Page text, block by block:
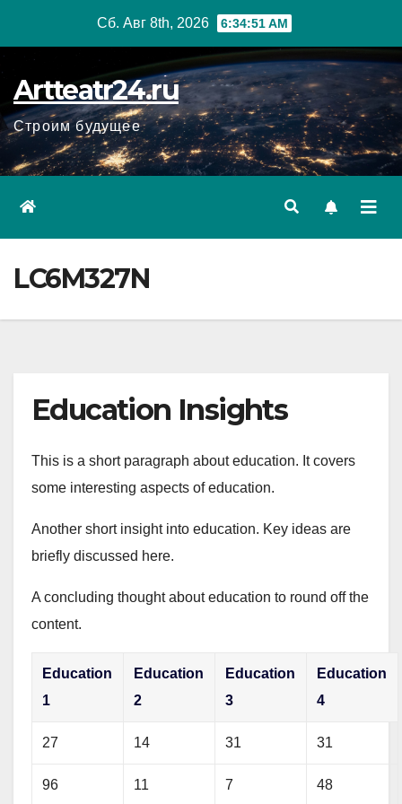
Сб. Авг 8th, 2026 6:34:52 AM
Artteatr24.ru
Строим будущее
LC6M327N
Education Insights
This is a short paragraph about education. It covers
some interesting aspects of education.
Another short insight into education. Key ideas are
briefly discussed here.
A concluding thought about education to round off the
content.
Education
1
Education
2
Education
3
Education
4
27 14 31 31
96 11 7 48